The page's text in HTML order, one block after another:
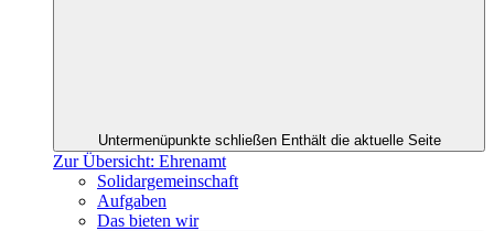
Untermenüpunkte schließen Enthält die aktuelle Seite
Zur Übersicht: Ehrenamt
Solidargemeinschaft
Aufgaben
Das bieten wir